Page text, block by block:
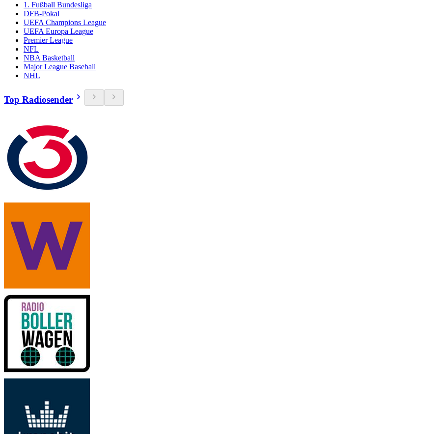
1. Fußball Bundesliga
DFB-Pokal
UEFA Champions League
UEFA Europa League
Premier League
NFL
NBA Basketball
Major League Baseball
NHL
Top Radiosender